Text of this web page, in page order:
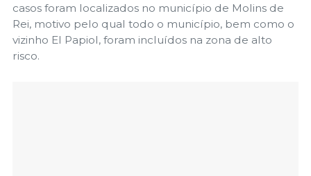
casos foram localizados no município de Molins de
Rei, motivo pelo qual todo o município, bem como o
vizinho El Papiol, foram incluídos na zona de alto
risco.